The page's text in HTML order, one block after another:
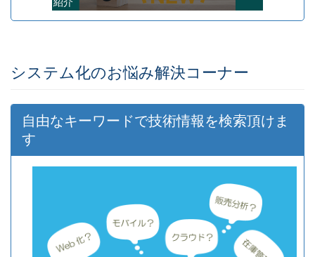
紹介
システム化のお悩み解決コーナー
自由なキーワードで技術情報を検索頂けま
す